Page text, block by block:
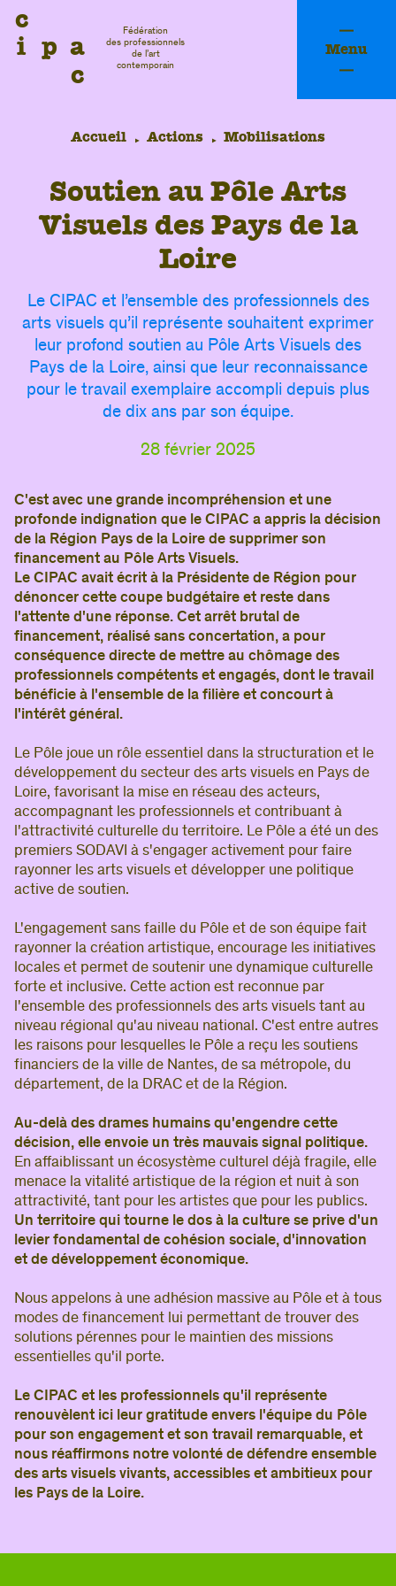
c
i p a
c
Fédération
des professionnels
de l’art
contemporain
Menu
Si vous êtes membre du CIPAC, demandez
votre visite de contenus et d’informations qui
Si vous avez déjà déposé une annonce,
connectez-vous pour accéder à votre compte.
Adresse e-mail
Mot de passe
Se connecter
Mot de passe oublié ?
Accueil Actions Mobilisations
Soutien au Pôle Arts
Visuels des Pays de la
Loire
Le CIPAC et l’ensemble des professionnels des
arts visuels qu’il représente souhaitent exprimer
leur profond soutien au Pôle Arts Visuels des
Pays de la Loire, ainsi que leur reconnaissance
pour le travail exemplaire accompli depuis plus
de dix ans par son équipe.
28 février 2025
C'est avec une grande incompréhension et une
profonde indignation que le CIPAC a appris la décision
de la Région Pays de la Loire de supprimer son
financement au Pôle Arts Visuels.
Le CIPAC avait écrit à la Présidente de Région pour
dénoncer cette coupe budgétaire et reste dans
l'attente d'une réponse. Cet arrêt brutal de
financement, réalisé sans concertation, a pour
conséquence directe de mettre au chômage des
professionnels compétents et engagés, dont le travail
bénéficie à l'ensemble de la filière et concourt à
l'intérêt général.
Le Pôle joue un rôle essentiel dans la structuration et le
développement du secteur des arts visuels en Pays de
Loire, favorisant la mise en réseau des acteurs,
accompagnant les professionnels et contribuant à
l'attractivité culturelle du territoire. Le Pôle a été un des
premiers SODAVI à s'engager activement pour faire
rayonner les arts visuels et développer une politique
active de soutien.
L'engagement sans faille du Pôle et de son équipe fait
rayonner la création artistique, encourage les initiatives
locales et permet de soutenir une dynamique culturelle
forte et inclusive. Cette action est reconnue par
l'ensemble des professionnels des arts visuels tant au
niveau régional qu'au niveau national. C'est entre autres
les raisons pour lesquelles le Pôle a reçu les soutiens
financiers de la ville de Nantes, de sa métropole, du
département, de la DRAC et de la Région.
Au-delà des drames humains qu'engendre cette
décision, elle envoie un très mauvais signal politique.
En affaiblissant un écosystème culturel déjà fragile, elle
menace la vitalité artistique de la région et nuit à son
attractivité, tant pour les artistes que pour les publics.
Un territoire qui tourne le dos à la culture se prive d'un
levier fondamental de cohésion sociale, d'innovation
et de développement économique.
Nous appelons à une adhésion massive au Pôle et à tous
modes de financement lui permettant de trouver des
solutions pérennes pour le maintien des missions
essentielles qu'il porte.
Le CIPAC et les professionnels qu'il représente
renouvèlent ici leur gratitude envers l'équipe du Pôle
pour son engagement et son travail remarquable, et
nous réaffirmons notre volonté de défendre ensemble
des arts visuels vivants, accessibles et ambitieux pour
les Pays de la Loire.